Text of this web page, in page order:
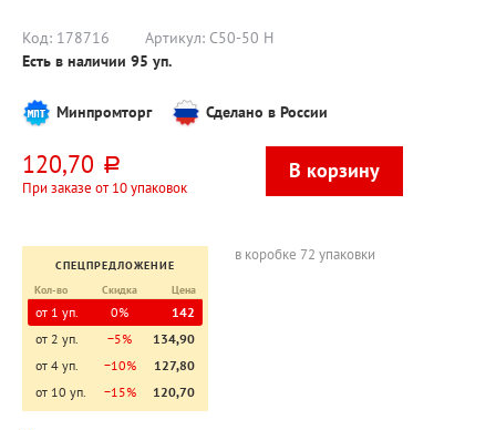
Код: 178716 Артикул: С50-50 Н
Есть в наличии 95 уп.
Минпромторг Сделано в России
120,70 руб.
При заказе от 10 упаковок
СПЕЦПРЕДЛОЖЕНИЕ
Кол-во
Скидка Цена
от 1 уп. 0%
142
от 2 уп.
−5%
134,90
от 4 уп.
−10%
127,80
от 10 уп.
−15% 120,70
в коробке 72 упаковки